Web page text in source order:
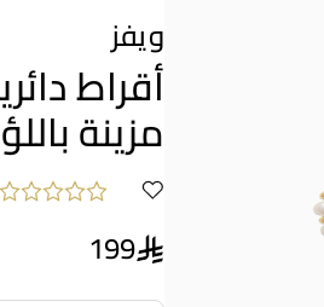
ويفز
أقراط
مزينة
199